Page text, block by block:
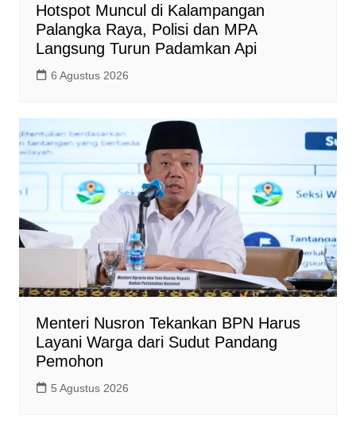
Hotspot Muncul di Kalampangan
Palangka Raya, Polisi dan MPA
Langsung Turun Padamkan Api
6 Agustus 2026
Menteri Nusron Tekankan BPN Harus
Layani Warga dari Sudut Pandang
Pemohon
5 Agustus 2026